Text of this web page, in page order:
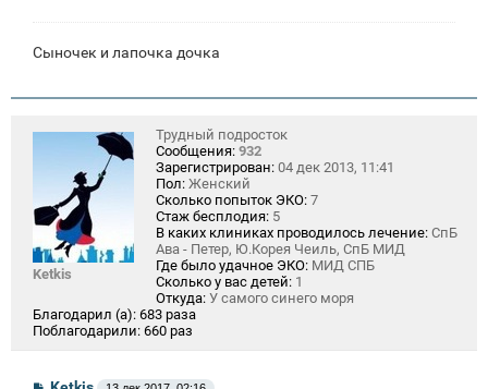
Сыночек и лапочка дочка
Ketkis
Трудный подросток
Сообщения: 932
Зарегистрирован: 04 дек 2013, 11:41
Пол: Женский
Сколько попыток ЭКО: 7
Стаж бесплодия: 5
В каких клиниках проводилось лечение: СпБ
Ава - Петер, Ю.Корея Чеиль, СпБ МИД
Где было удачное ЭКО: МИД СПБ
Сколько у вас детей: 1
Откуда: У самого синего моря
Благодарил (а): 683 раза
Поблагодарили: 660 раз
С